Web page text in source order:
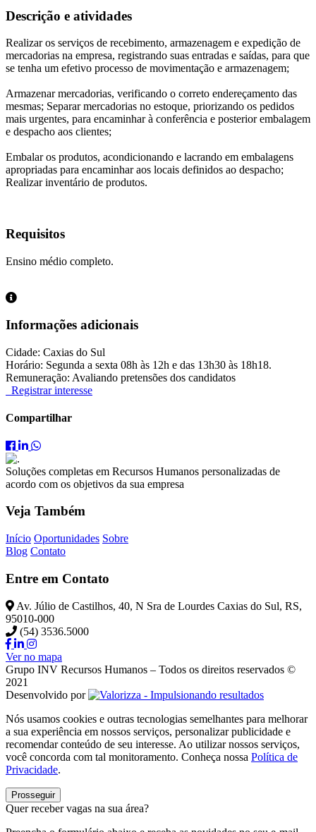
Descrição e atividades
Realizar os serviços de recebimento, armazenagem e expedição de
mercadorias na empresa, registrando suas entradas e saídas, para que
se tenha um efetivo processo de movimentação e armazenagem;
Armazenar mercadorias, verificando o correto endereçamento das
mesmas; Separar mercadorias no estoque, priorizando os pedidos
mais urgentes, para encaminhar à conferência e posterior embalagem
e despacho aos clientes;
Embalar os produtos, acondicionando e lacrando em embalagens
apropriadas para encaminhar aos locais definidos ao despacho;
Realizar inventário de produtos.
Requisitos
Ensino médio completo.
Informações adicionais
Cidade: Caxias do Sul
Horário: Segunda a sexta 08h às 12h e das 13h30 às 18h18.
Remuneração: Avaliando pretensões dos candidatos
Registrar interesse
Compartilhar
Compartilhar
de
Almoxarifado
Facebook
Compartilhar
de
Almoxarifado
LinkedIn
Compartilhar
de
Almoxarifado
WhatsApp
Soluções completas em Recursos Humanos personalizadas de
acordo com os objetivos da sua empresa
Veja Também
Início Oportunidades Sobre
Blog Contato
Entre em Contato
Av. Júlio de Castilhos, 40, N Sra de Lourdes Caxias do Sul, RS,
95010-000
(54) 3536.5000
Ver no mapa
Grupo INV Recursos Humanos – Todos os direitos reservados ©
2021
Desenvolvido por
Nós usamos cookies e outras tecnologias semelhantes para melhorar
a sua experiência em nossos serviços, personalizar publicidade e
recomendar conteúdo de seu interesse. Ao utilizar nossos serviços,
você concorda com tal monitoramento. Conheça nossa Política de
Privacidade.
Prosseguir
Quer receber vagas na sua área?